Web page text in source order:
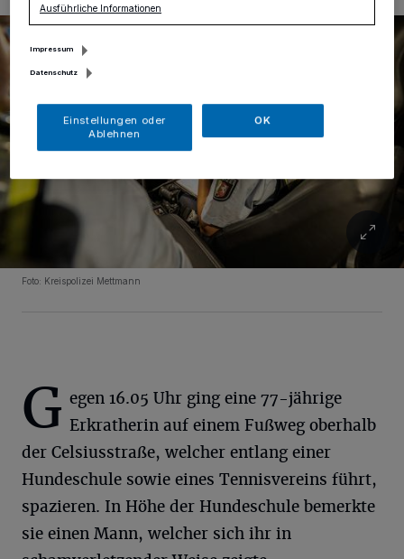
Foto: Kreispolizei Mettmann
G egen 16.05 Uhr ging eine 77-jährige
Erkratherin auf einem Fußweg oberhalb
der Celsiusstraße, welcher entlang einer
Hundeschule sowie eines Tennisvereins führt,
spazieren. In Höhe der Hundeschule bemerkte
sie einen Mann, welcher sich ihr in
Ausführliche Informationen
Impressum
Datenschutz
Einstellungen oder
Ablehnen
OK